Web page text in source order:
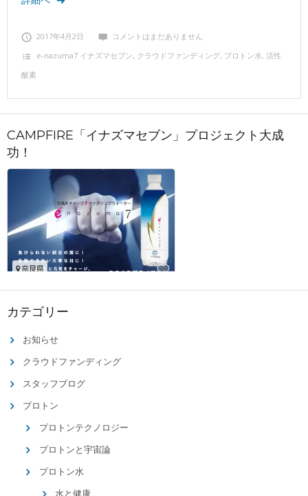
2017年4月2日
コメントはまだありません
e‐nazuma7 イナズマセブン, クラウドファンディング, プロトン水, 活性
酸素
CAMPFIRE「イナズマセブン」プロジェクト大成
功！
カテゴリー
お知らせ
クラウドファンディング
スタッフブログ
プロトン
プロトンテクノロジー
プロトンと宇宙論
プロトン水
水と健康